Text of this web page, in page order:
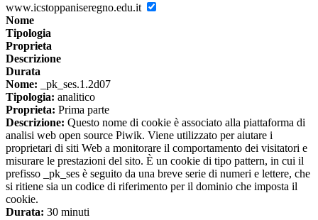
www.icstoppaniseregno.edu.it
Nome
Tipologia
Proprieta
Descrizione
Durata
Nome: _pk_ses.1.2d07
Tipologia: analitico
Proprieta: Prima parte
Descrizione: Questo nome di cookie è associato alla piattaforma di
analisi web open source Piwik. Viene utilizzato per aiutare i
proprietari di siti Web a monitorare il comportamento dei visitatori e
misurare le prestazioni del sito. È un cookie di tipo pattern, in cui il
prefisso _pk_ses è seguito da una breve serie di numeri e lettere, che
si ritiene sia un codice di riferimento per il dominio che imposta il
cookie.
Durata: 30 minuti